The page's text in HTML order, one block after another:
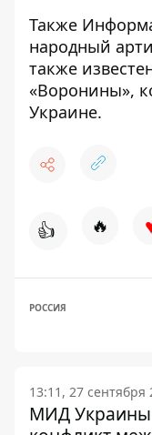
Также
народный
также
«Воронины»,
Украине.
👍 🔥
РОССИЯ
13:11, 27 сентября
МИД Украины